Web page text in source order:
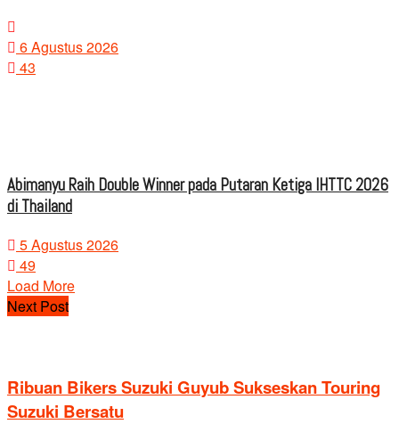
6 Agustus 2026
43
Abimanyu Raih Double Winner pada Putaran Ketiga IHTTC 2026
di Thailand
5 Agustus 2026
49
Load More
Next Post
Ribuan Bikers Suzuki Guyub Sukseskan Touring
Suzuki Bersatu